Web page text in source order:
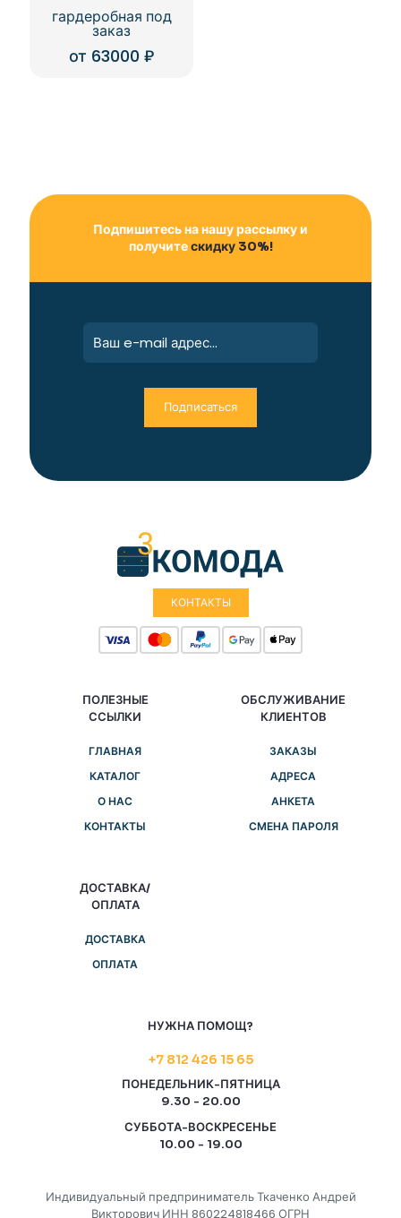
гардеробная под
заказ
от 63000₽
Подпишитесь на нашу рассылку и
получитескидку 30%!
КОНТАКТЫ
ПОЛЕЗНЫЕ
ССЫЛКИ
ГЛАВНАЯ
КАТАЛОГ
О НАС
КОНТАКТЫ
ДОСТАВКА/
ОПЛАТА
ДОСТАВКА
ОПЛАТА
ОБСЛУЖИВАНИЕ
КЛИЕНТОВ
ЗАКАЗЫ
АДРЕСА
АНКЕТА
СМЕНА ПАРОЛЯ
НУЖНА ПОМОЩ?
+7 812 426 15 65
ПОНЕДЕЛЬНИК-ПЯТНИЦА
9.30 - 20.00
СУББОТА-ВОСКРЕСЕНЬЕ
10.00 - 19.00
Индивидуальный предприниматель Ткаченко Андрей
Викторович ИНН 860224818466 ОГРН